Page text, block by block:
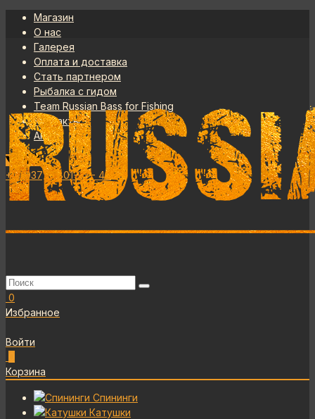
Магазин
О нас
Галерея
Оплата и доставка
Стать партнером
Рыбалка с гидом
Team Russian Bass for Fishing
Контакты
Акции
+7 (937) - 801-23 - 40
0
Избранное
Войти
Корзина
Спининги
Катушки